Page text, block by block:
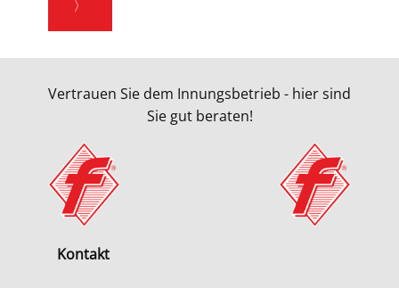
〉
Vertrauen Sie dem Innungsbetrieb - hier sind
Sie gut beraten!
Kontakt